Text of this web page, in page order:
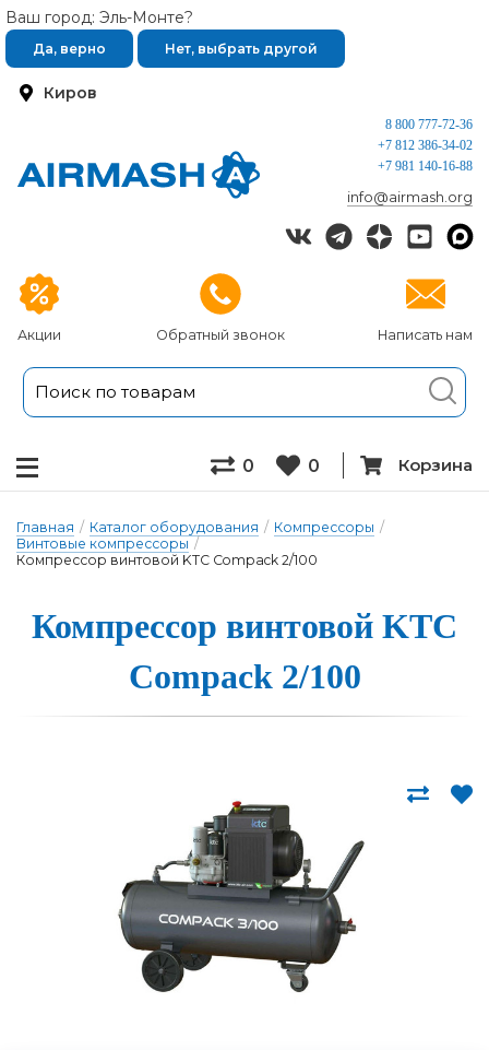
Киров
Ваш город: Эль-Монте?
Да, верно Нет, выбрать другой
Акции Обратный звонок Написать нам
8 800 777-72-36
+7 812 386-34-02
+7 981 140-16-88
info@airmash.org
0 0 Корзина
Главная / Каталог оборудования / Компрессоры /
Винтовые компрессоры /
Компрессор винтовой KTC Compack 2/100
Компрессор вин­то­вой KTC
Compack 2/100